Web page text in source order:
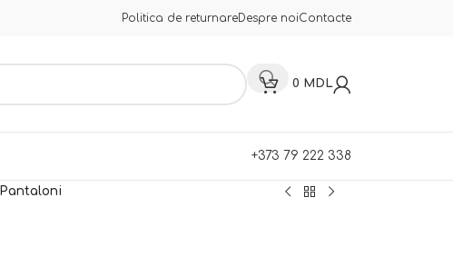
Politica de returnareDespre noiContacte
0 MDL
+373 79 222 338
Pantaloni